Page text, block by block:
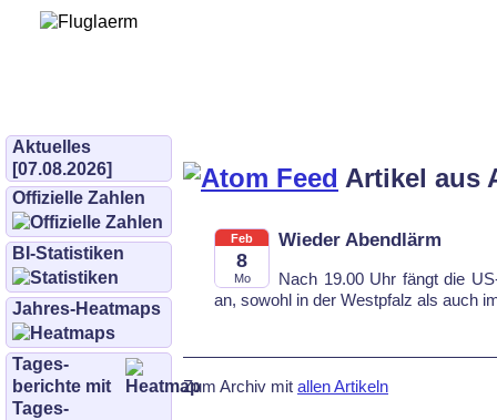
Aktuelles
[07.08.2026]
Offizielle Zahlen
BI-Statistiken
Jahres-Heatmaps
Tages­
berichte mit
Tages-
Artikel aus
Feb
8
Mo
Wieder Abendlärm
Nach 19.00 Uhr fängt die
an, sowohl in der Westpfalz als auch
Zum Archiv mit allen Artikeln